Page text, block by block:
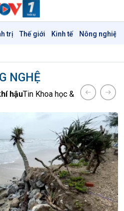
trị Thế giới Kinh tế Nông nghiệp
NGHỆ
hậuTin Khoa học & Công nghệ